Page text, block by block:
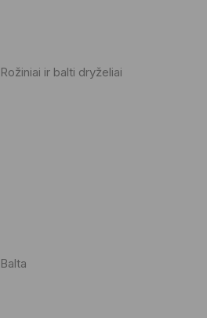
Rožiniai ir balti dryželiai
Balta